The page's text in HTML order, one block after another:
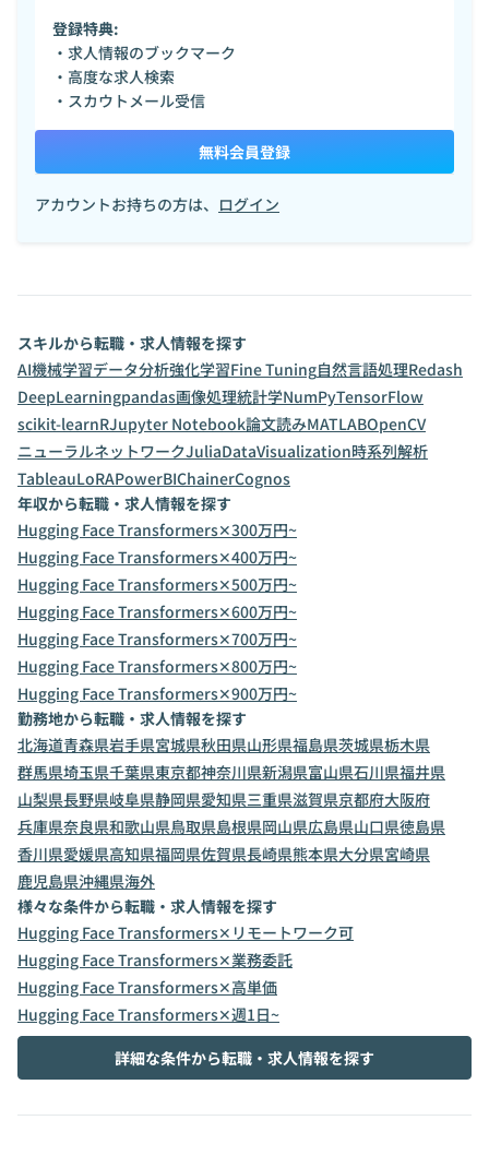
登録特典:
・求人情報のブックマーク
・高度な求人検索
・スカウトメール受信
無料会員登録
アカウントお持ちの方は、 ログイン
スキルから転職・求人情報を探す
AI機械学習データ分析強化学習Fine Tuning自然言語処理Redash
DeepLearningpandas画像処理統計学NumPyTensorFlow
scikit-learnRJupyter Notebook論文読みMATLABOpenCV
ニューラルネットワークJuliaDataVisualization時系列解析
TableauLoRAPowerBIChainerCognos
年収から転職・求人情報を探す
Hugging Face Transformers✕300万円~
Hugging Face Transformers✕400万円~
Hugging Face Transformers✕500万円~
Hugging Face Transformers✕600万円~
Hugging Face Transformers✕700万円~
Hugging Face Transformers✕800万円~
Hugging Face Transformers✕900万円~
勤務地から転職・求人情報を探す
北海道青森県岩手県宮城県秋田県山形県福島県茨城県栃木県
群馬県埼玉県千葉県東京都神奈川県新潟県富山県石川県福井県
山梨県長野県岐阜県静岡県愛知県三重県滋賀県京都府大阪府
兵庫県奈良県和歌山県鳥取県島根県岡山県広島県山口県徳島県
香川県愛媛県高知県福岡県佐賀県長崎県熊本県大分県宮崎県
鹿児島県沖縄県海外
様々な条件から転職・求人情報を探す
Hugging Face Transformers✕リモートワーク可
Hugging Face Transformers✕業務委託
Hugging Face Transformers✕高単価
Hugging Face Transformers✕週1日~
詳細な条件から転職・求人情報を探す